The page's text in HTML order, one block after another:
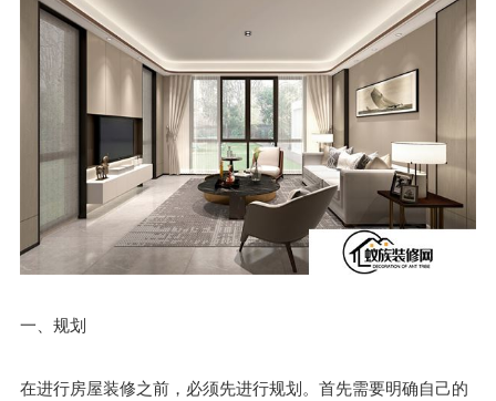
一、规划
在进行房屋装修之前，必须先进行规划。首先需要明确自己的